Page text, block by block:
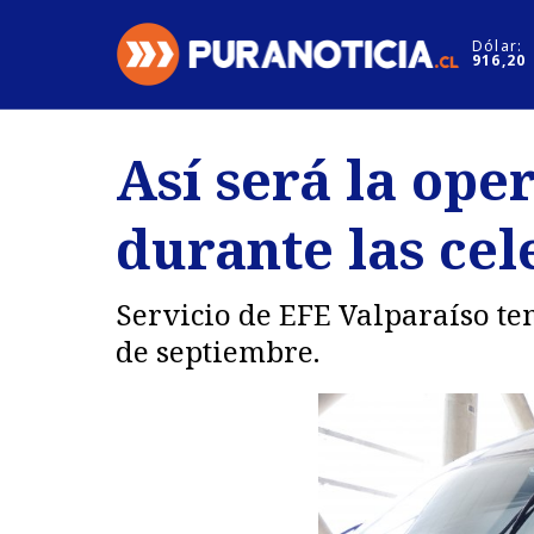
Dólar:
916,20
Regiones
Deportes Motores
Así será la
durante las
Servicio de EFE Valparaíso
de septiembre.